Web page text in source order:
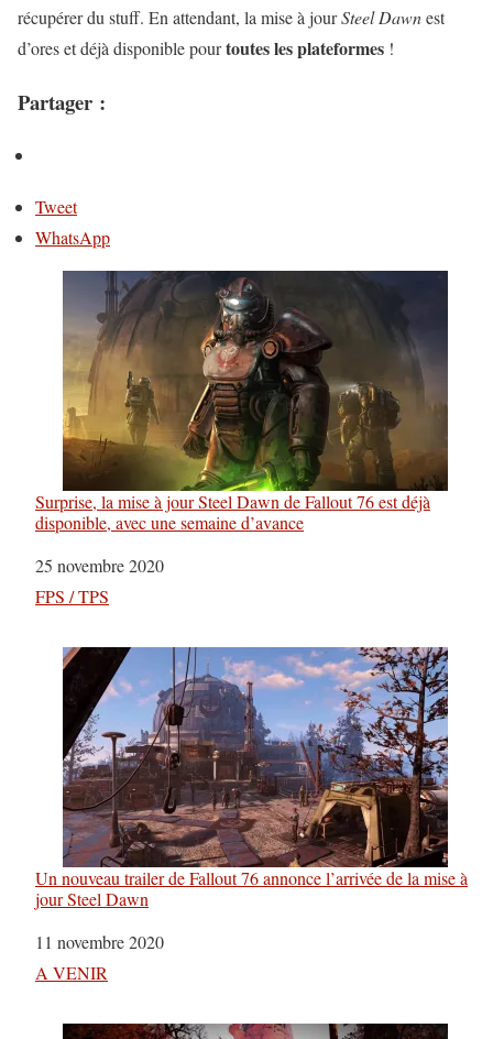
récupérer du stuff. En attendant, la mise à jourSteel Dawnest
d’ores et déjà disponible pourtoutes les plateformes !
Partager :
Tweet
WhatsApp
Surprise, la mise à jour Steel Dawn de Fallout 76 est déjà
disponible, avec une semaine d’avance
Date
25 novembre 2020
Par rapport à
FPS / TPS
Un nouveau trailer de Fallout 76 annonce l’arrivée de la mise à
jour Steel Dawn
Date
11 novembre 2020
Par rapport à
A VENIR